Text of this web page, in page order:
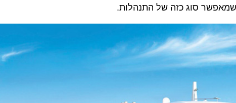
סוג כזה של התנהלות.